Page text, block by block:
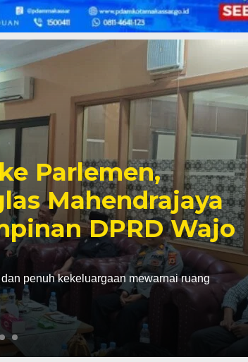
Kabagbinkar,
Tekankan
Demi
pertama pelaksanaan tugas sebagai
SDM…